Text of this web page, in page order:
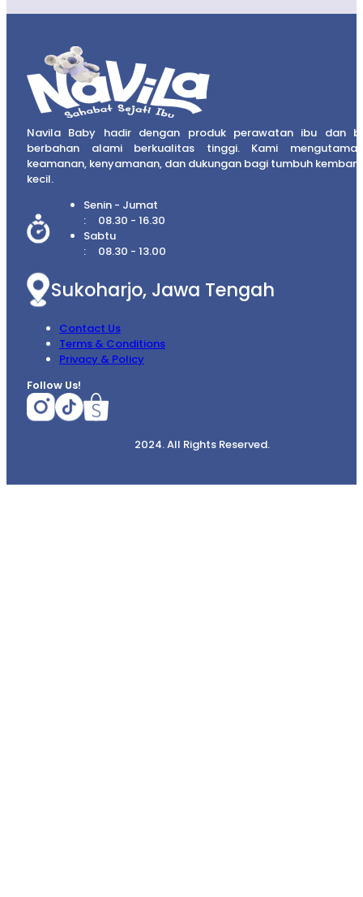
Navila Baby hadir dengan produk perawatan ibu dan
berbahan alami berkualitas tinggi. Kami
keamanan, kenyamanan, dan dukungan bagi tumbuh
kecil.
Senin - Jumat
08.30 - 16.30
Sabtu
08.30 - 13.00
Sukoharjo, Jawa Tengah
Contact Us
Terms & Conditions
Privacy & Policy
Follow Us!
2024. All Rights Reserved.